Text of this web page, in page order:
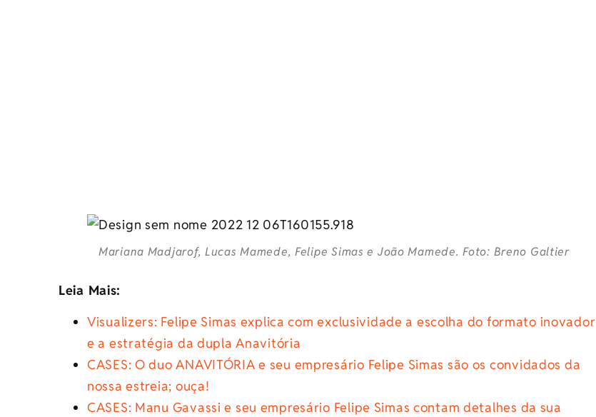
Mariana Madjarof, Lucas Mamede, Felipe Simas e João Mamede. Foto: Breno Galtier
Leia Mais:
Visualizers: Felipe Simas explica com exclusividade a escolha do formato inovador
e a estratégia da dupla Anavitória
CASES: O duo ANAVITÓRIA e seu empresário Felipe Simas são os convidados da
nossa estreia; ouça!
CASES: Manu Gavassi e seu empresário Felipe Simas contam detalhes da sua